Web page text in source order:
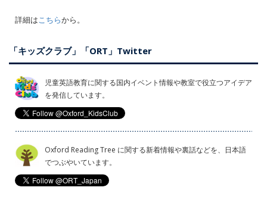
詳細はこちらから。
「キッズクラブ」「ORT」Twitter
児童英語教育に関する国内イベント情報や教室で役立つアイデア
を発信しています。
Oxford Reading Tree に関する新着情報や裏話などを、日本語
でつぶやいています。